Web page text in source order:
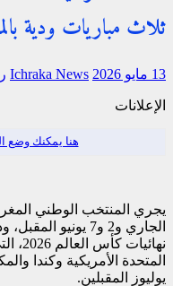
ثلاث مباريات ودية
13 مايو 2026 Ichraka News
الإعلانات
هنا يمكنك وضع
الجاري و2 و7
يوليوز المقبلين.